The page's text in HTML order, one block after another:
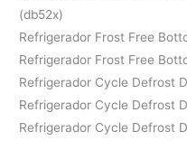
(db52x)
Refrigerador Frost Free
Refrigerador Frost Free
Refrigerador Cycle Defrost
Refrigerador Cycle Defrost
Refrigerador Cycle Defrost